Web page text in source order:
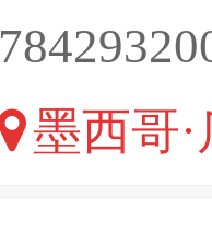
墨西哥·